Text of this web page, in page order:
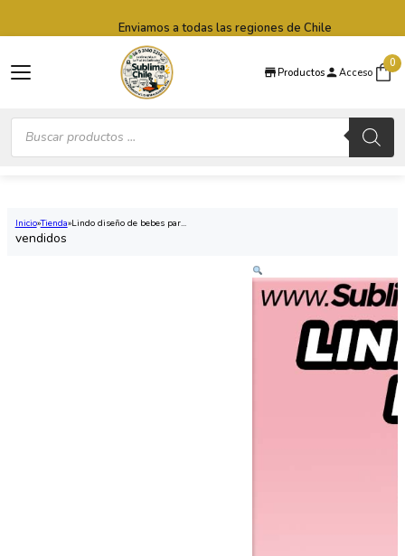
Productos Acceso
0
Búsqueda
productos
Enviamos a todas las regiones de Chile
Inicio Tienda Lindo diseño de bebes par...
vendidos